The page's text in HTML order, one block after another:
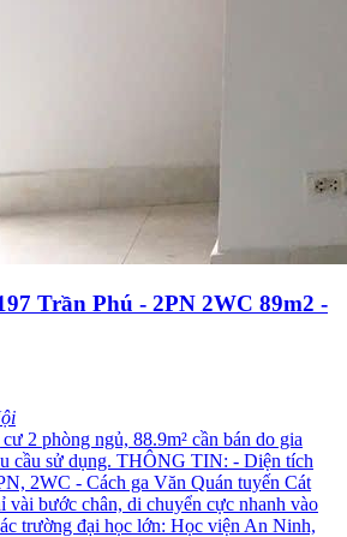
Trần Phú - 2PN 2WC 89m2 -
2 phòng ngủ, 88.9m² cần bán do gia
cầu sử dụng. THÔNG TIN: - Diện tích
2WC - Cách ga Văn Quán tuyến Cát
bước chân, di chuyển cực nhanh vào
trường đại học lớn: Học viện An Ninh,